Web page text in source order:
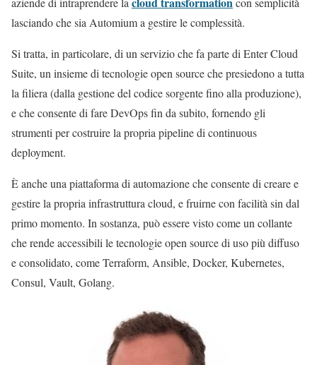
lasciando che sia Automium a gestire le complessità.
Si tratta, in particolare, di un servizio che fa parte di Enter Cloud
Suite, un insieme di tecnologie open source che presiedono a tutta
la filiera (dalla gestione del codice sorgente fino alla produzione),
e che consente di fare DevOps fin da subito, fornendo gli
strumenti per costruire la propria pipeline di continuous
deployment.
È anche una piattaforma di automazione che consente di creare e
gestire la propria infrastruttura cloud, e fruirne con facilità sin dal
primo momento. In sostanza, può essere visto come un collante
che rende accessibili le tecnologie open source di uso più diffuso
e consolidato, come Terraform, Ansible, Docker, Kubernetes,
Consul, Vault, Golang.